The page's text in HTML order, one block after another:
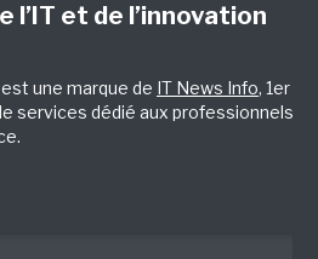
l’IT et de l’innovation
une marque de IT News Info, 1er
services dédié aux professionnels